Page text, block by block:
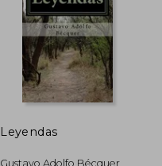
Leyendas
Gustavo Adolfo Bécquer